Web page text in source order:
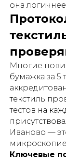
она
Многие
бумажка за 5
текстиль
тестов на
Иваново —
Ключевые